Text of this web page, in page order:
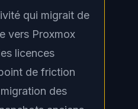
qui migrait de
vers Proxmox
licences
de friction
des